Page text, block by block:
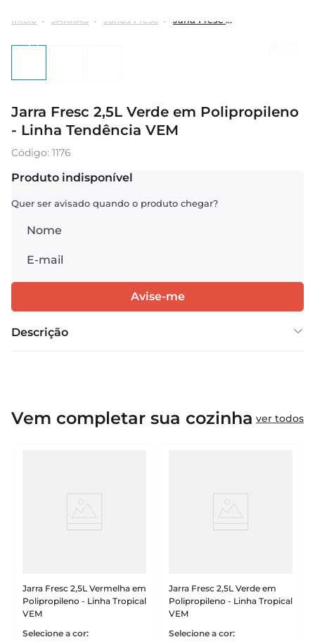
JARRAS Jarras Fresc Jarra Fresc 2,5L Verde em Polipropileno - Linha Tendência VEM
Jarra Fresc 2,5L Verde em Polipropileno
- Linha Tendência VEM
: 1176
Descrição
Vem completar sua cozinha ver todos
Jarra Fresc 2,5L Vermelha em
Polipropileno - Linha Tropical
VEM
Jarra Fresc 2,5L Verde em
Polipropileno - Linha Tropical
VEM